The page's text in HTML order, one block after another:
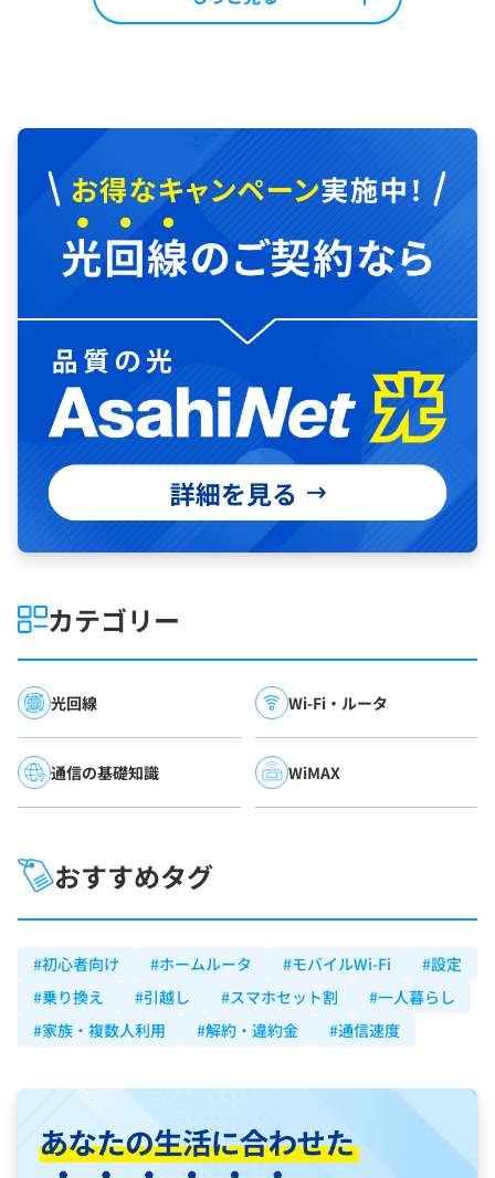
カテゴリー
光回線 Wi-Fi・ルータ
通信の基礎知識 WiMAX
おすすめタグ
#初心者向け #ホームルータ #モバイルWi-Fi
#設定
#乗り換え
#引越し #スマホセット割
#一人暮らし
#家族・複数人利用
#解約・違約金 #通信速度